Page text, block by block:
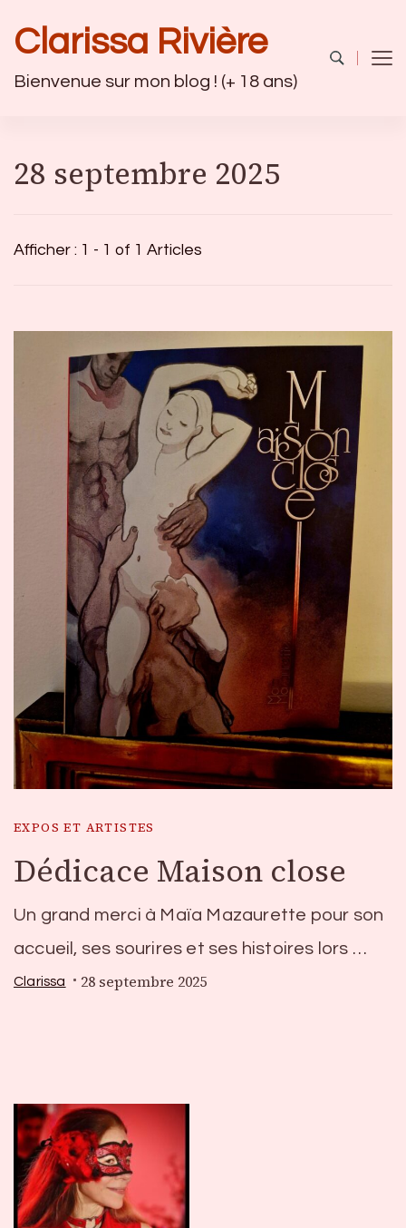
Clarissa Rivière
Bienvenue sur mon blog ! (+ 18 ans)
28 septembre 2025
Afficher : 1 - 1 of 1 Articles
EXPOS ET ARTISTES
Dédicace Maison close
Un grand merci à Maïa Mazaurette pour son
accueil, ses sourires et ses histoires lors …
Clarissa 28 septembre 2025